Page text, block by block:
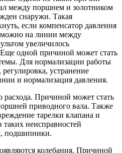
между поршнем и золотником
снаружи. Такая
если компенсатор давления
на линии между
увеличилось
одной причиной может стать
Для нормализации работы
устранение
и нормализация давления.
Причиной может стать
приводного вала. Также
тарелки клапана и
неисправностей
подшипники.
колебания. Причиной